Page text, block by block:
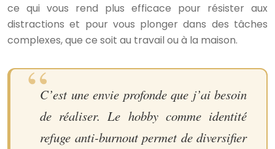
ce qui vous rend plus efficace pour résister aux
distractions et pour vous plonger dans des tâches
complexes, que ce soit au travail ou à la maison.
C’est une envie profonde que j’ai besoin
de réaliser. Le hobby comme identité
refuge anti-burnout permet de diversifier